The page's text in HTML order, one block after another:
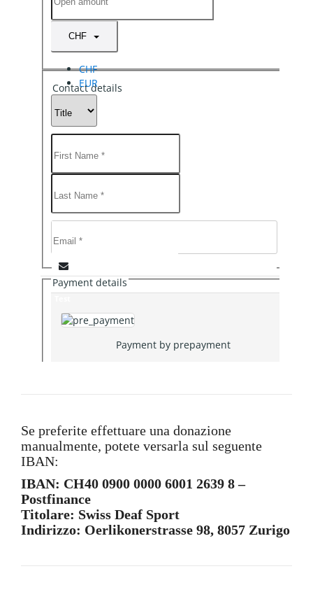
Se preferite effettuare una donazione
manualmente, potete versarla sul seguente
IBAN:
IBAN: CH40 0900 0000 6001 2639 8 –
Postfinance
Titolare: Swiss Deaf Sport
Indirizzo: Oerlikonerstrasse 98, 8057 Zurigo